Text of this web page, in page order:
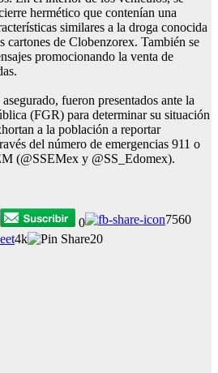
hermético que contenían una
similares a la droga conocida
cartones de Clobenzorex. También se
promocionando la venta de
fueron presentados ante la
(FGR) para determinar su situación
a la población a reportar
del número de emergencias 911 o
(@SSEMex y @SS_Edomex).
0
7560
4k
20